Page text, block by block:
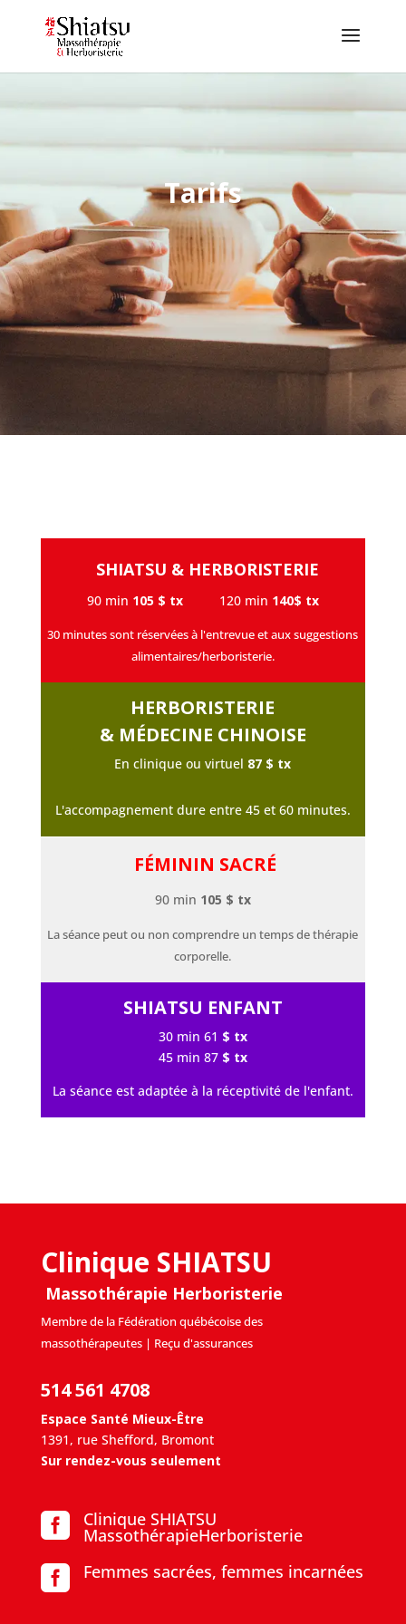
Tarifs
SHIATSU & HERBORISTERIE
90 min 105 $ tx 120 min 140$ tx
30 minutes sont réservées à l'entrevue et aux suggestions
alimentaires/herboristerie.
HERBORISTERIE
& MÉDECINE CHINOISE
En clinique ou virtuel 87 $ tx
L'accompagnement dure entre 45 et 60 minutes.
FÉMININ SACRÉ
90 min 105 $ tx
La séance peut ou non comprendre un temps de thérapie
corporelle.
SHIATSU ENFANT
30 min 61 $ tx
45 min 87$ tx
La séance est adaptée à la réceptivité de l'enfant.
Clinique SHIATSU
Massothérapie Herboristerie
Membre de la Fédération québécoise des
massothérapeutes | Reçu d'assurances
514 561 4708
Espace Santé Mieux-Être
1391, rue Shefford, Bromont
Sur rendez-vous seulement
 Clinique SHIATSU
MassothérapieHerboristerie
 Femmes sacrées, femmes incarnées